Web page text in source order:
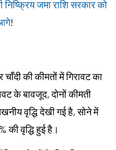
जमा राशि सरकार को
!
की कीमतों में गिरावट का
के बावजूद, दोनों कीमती
वृद्धि देखी गई है, सोने में
की वृद्धि हुई है।